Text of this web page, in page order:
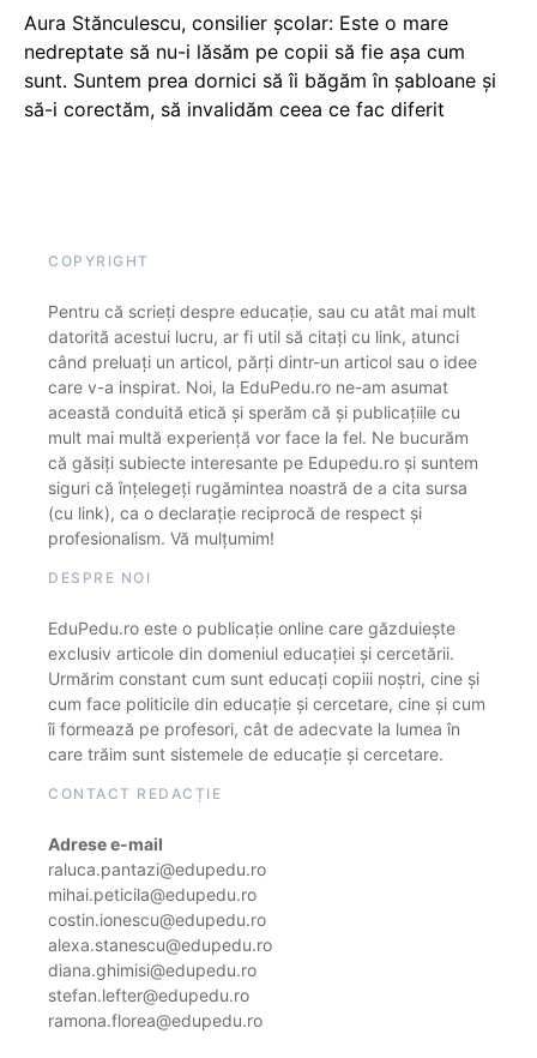
Aura Stănculescu, consilier școlar: Este o mare
nedreptate să nu-i lăsăm pe copii să fie așa cum
sunt. Suntem prea dornici să îi băgăm în șabloane și
să-i corectăm, să invalidăm ceea ce fac diferit
COPYRIGHT
Pentru că scrieți despre educație, sau cu atât mai mult
datorită acestui lucru, ar fi util să citați cu link, atunci
când preluați un articol, părți dintr-un articol sau o idee
care v-a inspirat. Noi, la EduPedu.ro ne-am asumat
această conduită etică și sperăm că și publicațiile cu
mult mai multă experiență vor face la fel. Ne bucurăm
că găsiți subiecte interesante pe Edupedu.ro și suntem
siguri că înțelegeți rugămintea noastră de a cita sursa
(cu link), ca o declarație reciprocă de respect și
profesionalism. Vă mulțumim!
DESPRE NOI
EduPedu.ro este o publicație online care găzduiește
exclusiv articole din domeniul educației și cercetării.
Urmărim constant cum sunt educați copiii noștri, cine și
cum face politicile din educație și cercetare, cine și cum
îi formează pe profesori, cât de adecvate la lumea în
care trăim sunt sistemele de educație și cercetare.
CONTACT REDACȚIE
Adrese e-mail
raluca.pantazi@edupedu.ro
mihai.peticila@edupedu.ro
costin.ionescu@edupedu.ro
alexa.stanescu@edupedu.ro
diana.ghimisi@edupedu.ro
stefan.lefter@edupedu.ro
ramona.florea@edupedu.ro